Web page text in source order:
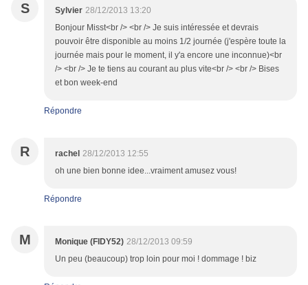
S Sylvier 28/12/2013 13:20
Bonjour Misst<br /> <br /> Je suis intéressée et devrais
pouvoir être disponible au moins 1/2 journée (j'espère toute la
journée mais pour le moment, il y'a encore une inconnue)<br
/> <br /> Je te tiens au courant au plus vite<br /> <br /> Bises
et bon week-end
Répondre
R rachel 28/12/2013 12:55
oh une bien bonne idee...vraiment amusez vous!
Répondre
M Monique (FIDY52) 28/12/2013 09:59
Un peu (beaucoup) trop loin pour moi ! dommage ! biz